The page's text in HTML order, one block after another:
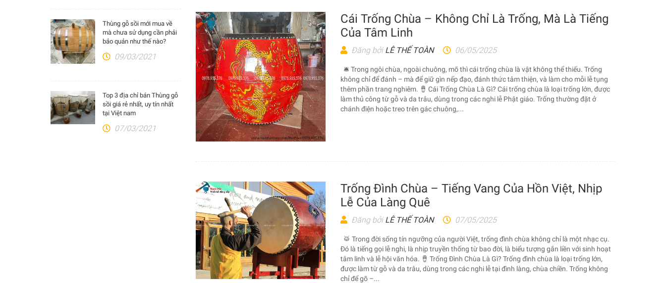
Thùng gỗ sồi mới mua về
mà chưa sử dụng cần phải
bảo quản như thế nào?
09/03/2021
Top 3 địa chỉ bán Thùng gỗ
sồi giá rẻ nhất, uy tín nhất
tại Việt nam
07/03/2021
Cái Trống Chùa – Không Chỉ Là Trống, Mà Là Tiếng
Của Tâm Linh
Đăng bởi LÊ THẾ TOÀN 06/05/2025
🛎️ Trong ngôi chùa, ngoài chuông, mõ thì cái trống chùa là vật không thể thiếu. Trống
không chỉ để đánh – mà để giữ gìn nếp đạo, đánh thức tâm thiện, và làm cho mỗi lễ tụng
thêm phần trang nghiêm. 🪘 Cái Trống Chùa Là Gì? Cái trống chùa là loại trống lớn, được
làm thủ công từ gỗ và da trâu, dùng trong các nghi lễ Phật giáo. Trống thường đặt ở
chánh điện hoặc treo trên gác chuông,...
Trống Đình Chùa – Tiếng Vang Của Hồn Việt, Nhịp
Lễ Của Làng Quê
Đăng bởi LÊ THẾ TOÀN 07/05/2025
🥁 Trong đời sống tín ngưỡng của người Việt, trống đình chùa không chỉ là một nhạc cụ.
Đó là tiếng gọi lễ nghi, là nhịp truyền thống từ bao đời, là biểu tượng gắn liền với sinh hoạt
tâm linh và lễ hội văn hóa. 🪘 Trống Đình Chùa Là Gì? Trống đình chùa là loại trống lớn,
được làm từ gỗ và da trâu, dùng trong các nghi lễ tại đình làng, chùa chiền. Trống không
chỉ để gõ –...